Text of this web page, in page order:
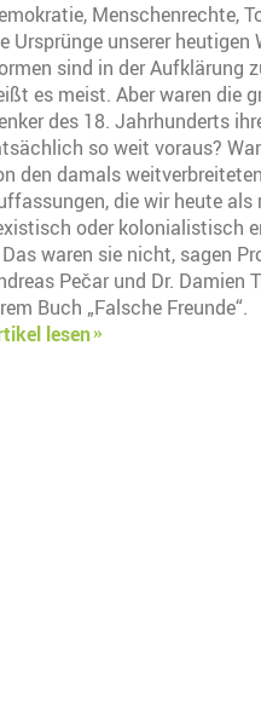
Menschenrechte,
Ursprünge unserer heutigen
sind in der Aufklärung
es meist. Aber waren die
des 18. Jahrhunderts
so weit voraus?
den damals weitverbreiteten
die wir heute als
oder kolonialistisch
waren sie nicht, sagen
Pečar und Dr. Damien
Buch „Falsche Freunde“.
lesen